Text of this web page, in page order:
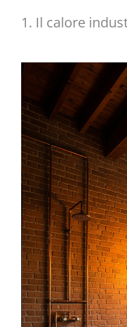
1. Il calore